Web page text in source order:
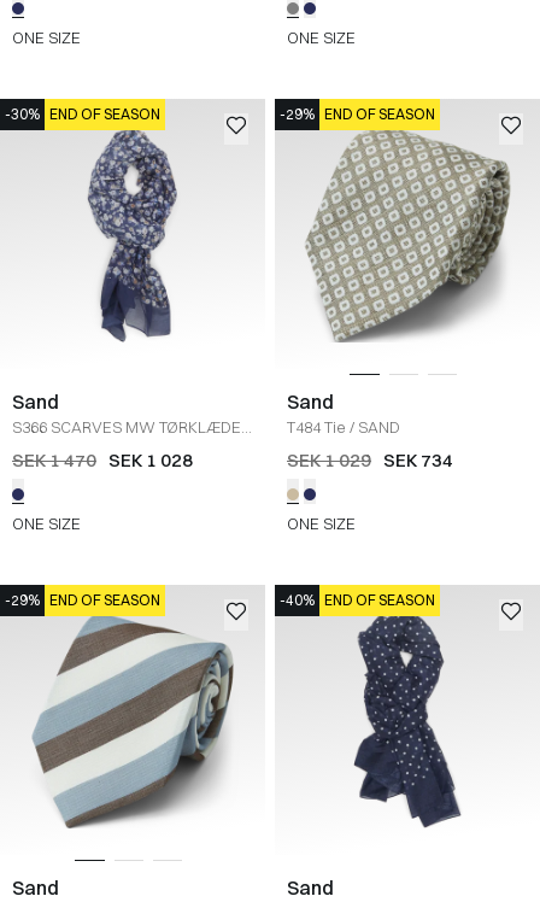
ONE SIZE ONE SIZE
-30% END OF SEASON
Sand
S366 SCARVES MW TØRKLÆDE
(037) / NAVY
SEK 1 470 SEK 1 028
ONE SIZE
-29% END OF SEASON
Sand
T484 Tie / SAND
SEK 1 029 SEK 734
ONE SIZE
-29% END OF SEASON
Sand
-40% END OF SEASON
Sand